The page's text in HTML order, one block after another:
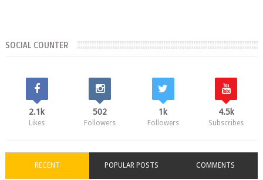
SOCIAL COUNTER
2.1k
Likes
502
Followers
1k
Followers
4.5k
Subscribes
RECENT POPULAR POSTS COMMENTS